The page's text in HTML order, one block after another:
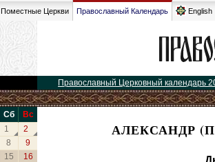
Поместные Церкви Православный Календарь English
Православный Церковный календарь
Сб
Вс
1
2
8
9
15
16
АЛЕКСАНДР